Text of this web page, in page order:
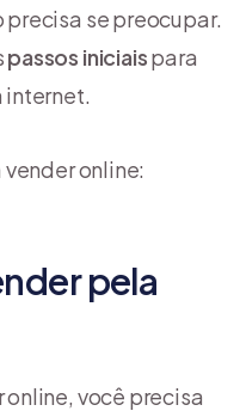
se preocupar.
passos iniciaispara
internet.
online:
pela
você precisa